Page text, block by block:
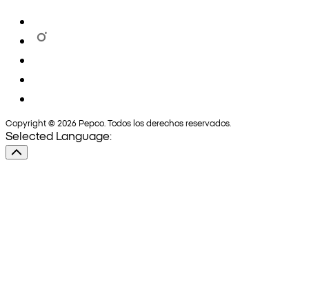
Copyright © 2026 Pepco. Todos los derechos reservados.
Selected Language: